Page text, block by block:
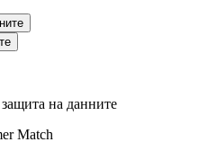
на данните
Match